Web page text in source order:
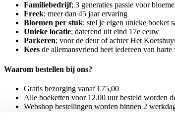
Familiebedrijf; 3 generaties passie voor
Freek; meer dan 45 jaar ervaring
Bloemen per stuk; stel je eigen unieke boeket
Unieke locatie; daterend uit eind 17e eeuw
Parkeren; voor de deur of achter Het
Kees de allemansvriend heet iedereen van
Waarom bestellen bij ons?
Gratis bezorging vanaf €75,00
Alle boeketten voor 12.00 uur besteld worden
Webshop bestellingen worden binnen 2